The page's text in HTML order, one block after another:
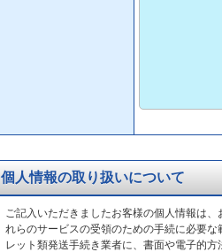
個人情報の取り扱いについて
ご記入いただきましたお客様の個人情報は
れらのサービスの受領のための手続に必要
レット類発送手続き業者に、書面や電子的方